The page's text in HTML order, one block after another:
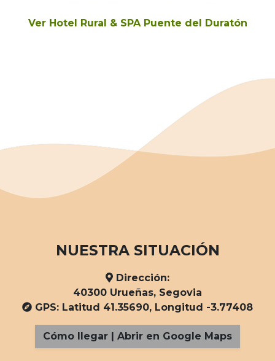
Ver Hotel Rural & SPA Puente del Duratón
NUESTRA SITUACIÓN
Dirección:
40300 Urueñas, Segovia
GPS: Latitud 41.35690, Longitud -3.77408
Cómo llegar | Abrir en Google Maps